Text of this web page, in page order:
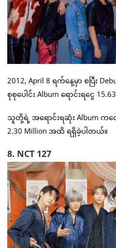
2012, April 8 ရက်နေ့မှာ စပြီး
စုစုပေါင်း Album ရောင်းရငွေ
သူတို့ရဲ့ အရောင်းရဆုံး Album ကတော့
2.30 Million အထိ ရရှိခဲ့ပါတယ်။
8. NCT 127